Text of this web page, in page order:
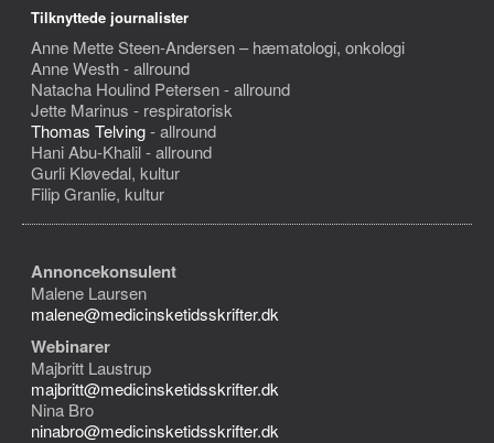
Tilknyttede journalister
Anne Mette Steen-Andersen – hæmatologi, onkologi
Anne Westh - allround
Natacha Houlind Petersen - allround
Jette Marinus - respiratorisk
Thomas Telving- allround
Hani Abu-Khalil - allround
Gurli Kløvedal, kultur
Filip Granlie, kultur
Annoncekonsulent
Malene Laursen
malene@medicinsketidsskrifter.dk
Webinarer
Majbritt Laustrup
majbritt@medicinsketidsskrifter.dk
Nina Bro
ninabro@medicinsketidsskrifter.dk